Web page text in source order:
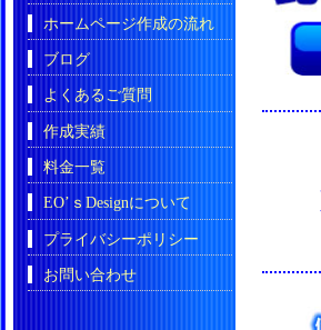
ホームページ作成の流れ
ブログ
よくあるご質問
作成実績
料金一覧
EO’ｓDesignについて
プライバシーポリシー
お問い合わせ